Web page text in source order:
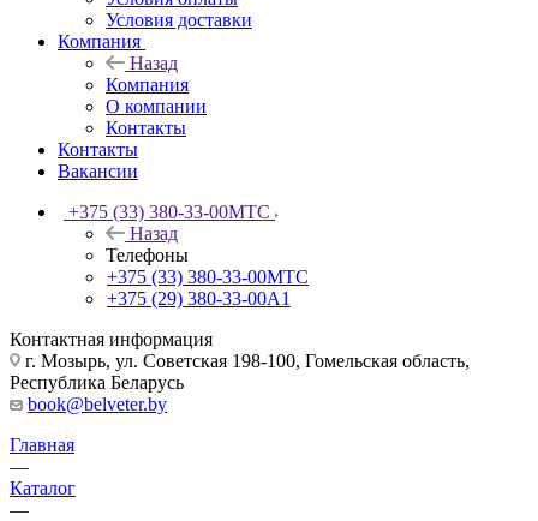
Условия доставки
Компания
Назад
Компания
О компании
Контакты
Контакты
Вакансии
+375 (33) 380-33-00МТС
Назад
Телефоны
+375 (33) 380-33-00МТС
+375 (29) 380-33-00А1
Контактная информация
г. Мозырь, ул. Советская 198-100, Гомельская область,
Республика Беларусь
book@belveter.by
Главная
—
Каталог
—